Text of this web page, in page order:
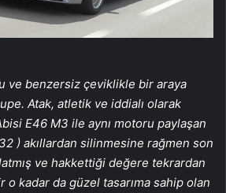
ve benzersiz çeviklikle bir araya
Atak, atletik ve iddialı olarak
E46 M3 ile aynı motoru paylaşan
) akıllardan silinmesine rağmen son
ve hakkettiği değere tekrardan
o kadar da güzel tasarıma sahip olan